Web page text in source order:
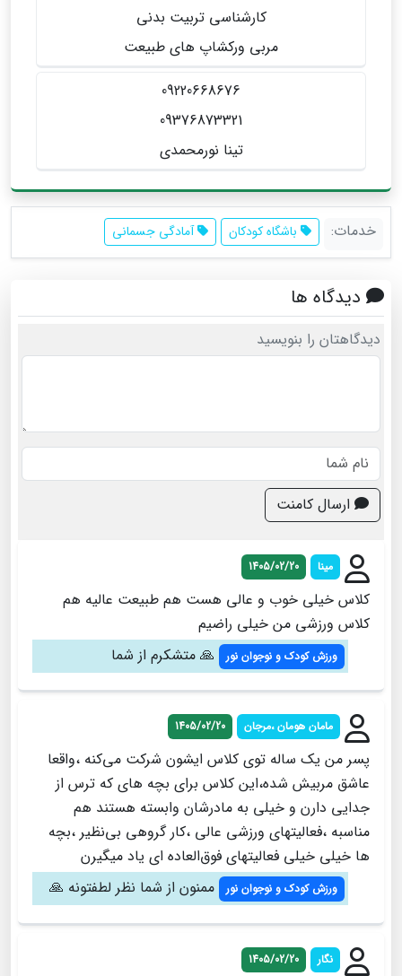
کارشناسی تربیت بدنی
مربی ورکشاپ های طبیعت
09220668676
09376873321
تینا نورمحمدی
خدمات: باشگاه کودکان آمادگی جسمانی
دیدگاه ها
دیدگاهتان را بنویسید
ارسال کامنت
مینا 1405/02/20
کلاس خیلی خوب و عالی هست هم طبیعت عالیه هم
کلاس ورزشی من خیلی راضیم
ورزش کودک و نوجوان نور 🙏 متشکرم از شما
مامان هومان ،مرجان 1405/02/20
پسر من یک ساله توی کلاس ایشون شرکت می‌کنه ،واقعا
عاشق مربیش شده،این کلاس برای بچه های که ترس از
جدایی دارن و خیلی به مادرشان وابسته هستند هم
مناسبه ،فعالیتهای ورزشی عالی ،کار گروهی بی‌نظیر ،بچه
ها خیلی خیلی فعالیتهای فوق‌العاده ای یاد میگیرن
ورزش کودک و نوجوان نور ممنون از شما نظر لطفتونه 🙏
نگار 1405/02/20